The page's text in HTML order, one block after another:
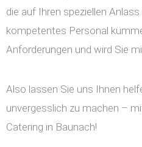
die auf Ihren speziellen
kompetentes Personal
Anforderungen und wird Sie
Also lassen Sie uns Ihnen
unvergesslich zu machen –
Catering in Baunach!